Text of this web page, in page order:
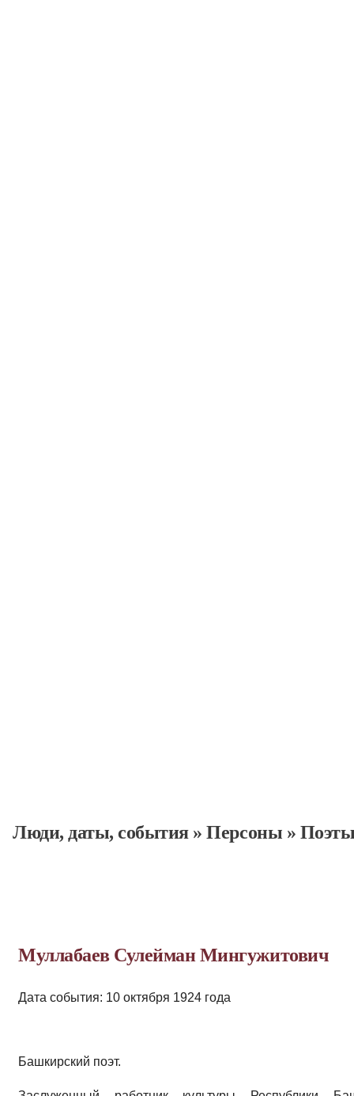
Люди, даты, cобытия»Персоны »
Муллабаев Сулейман Мингужитович
Дата события: 10 октября 1924 года
Башкирский поэт.